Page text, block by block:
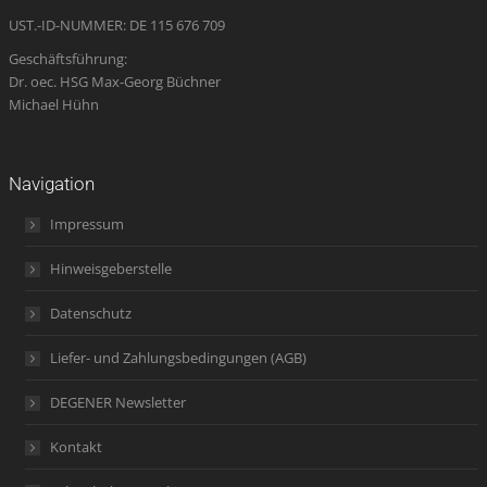
UST.-ID-NUMMER: DE 115 676 709
Geschäftsführung:
Dr. oec. HSG Max-Georg Büchner
Michael Hühn
Navigation
Impressum
Hinweisgeberstelle
Datenschutz
Liefer- und Zahlungsbedingungen (AGB)
DEGENER Newsletter
Kontakt